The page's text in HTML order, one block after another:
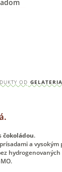
OD
čokoládou.
a vysokým